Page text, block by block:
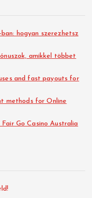
hogyan szerezhetsz
amikkel többet
and fast payouts for
methods for Online
Go Casino Australia